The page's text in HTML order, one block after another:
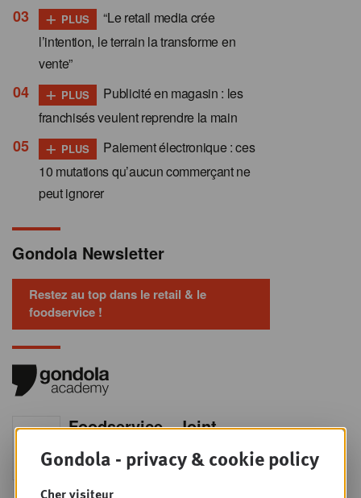
+ PLUS
“Le retail media crée
l’intention, le terrain la transforme en
vente”
+ PLUS
Publicité en magasin : les
franchisés veulent reprendre la main
+ PLUS
Paiement électronique : ces
10 mutations qu’aucun commerçant ne
peut ignorer
Gondola Newsletter
Restez au top dans le retail & le
foodservice !
MER
SEPT
Foodservice - Joint
business planning
Intro to Negotiation: Succes aan de
Gondola - privacy & cookie policy
Cher visiteur